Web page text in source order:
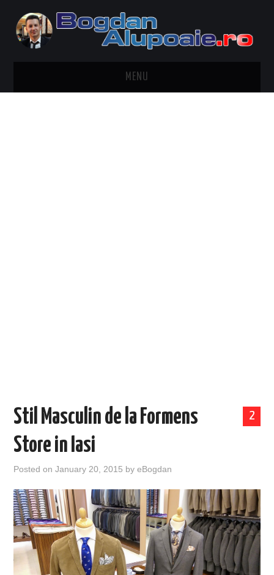
MENU
2
Stil Masculin de la Formens
Store in Iasi
Posted onJanuary 20, 2015 byeBogdan